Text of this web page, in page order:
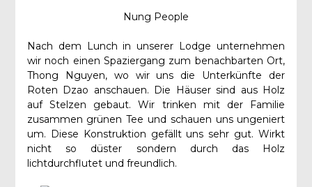
Nung People
Nach dem Lunch in unserer Lodge unternehmen
wir noch einen Spaziergang zum benachbarten Ort,
Thong Nguyen, wo wir uns die Unterkünfte der
Roten Dzao anschauen. Die Häuser sind aus Holz
auf Stelzen gebaut. Wir trinken mit der Familie
zusammen grünen Tee und schauen uns ungeniert
um. Diese Konstruktion gefällt uns sehr gut. Wirkt
nicht so düster sondern durch das Holz
lichtdurchflutet und freundlich.